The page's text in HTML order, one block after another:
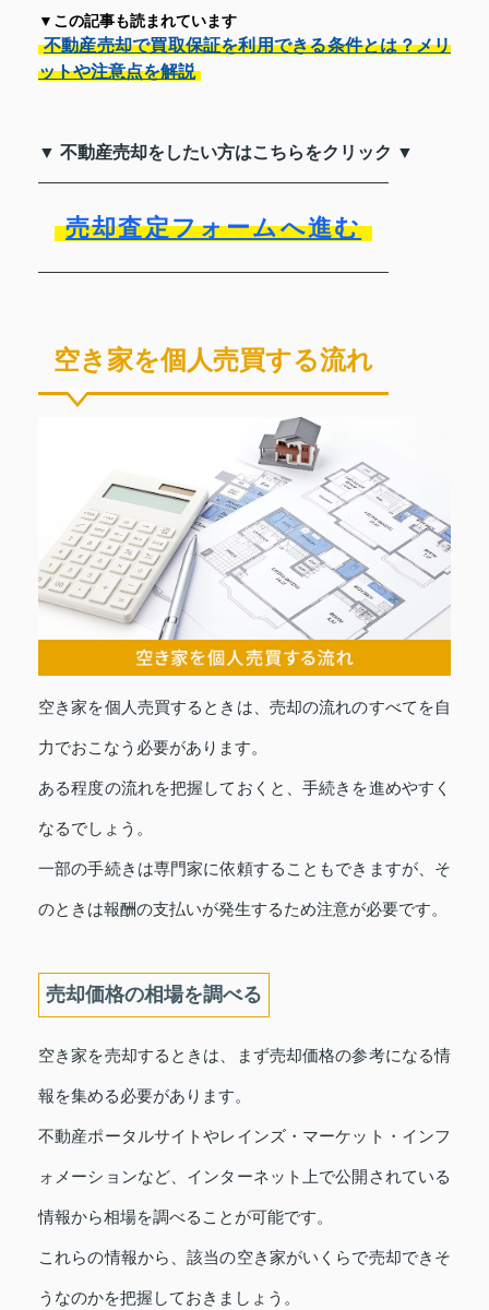
▼この記事も読まれています
不動産売却で買取保証を利用できる条件とは？メリ
ットや注意点を解説
▼ 不動産売却をしたい方はこちらをクリック ▼
売却査定フォームへ進む
空き家を個人売買する流れ
空き家を個人売買するときは、売却の流れのすべてを自
力でおこなう必要があります。
ある程度の流れを把握しておくと、手続きを進めやすく
なるでしょう。
一部の手続きは専門家に依頼することもできますが、そ
のときは報酬の支払いが発生するため注意が必要です。
売却価格の相場を調べる
空き家を売却するときは、まず売却価格の参考になる情
報を集める必要があります。
不動産ポータルサイトやレインズ・マーケット・インフ
ォメーションなど、インターネット上で公開されている
情報から相場を調べることが可能です。
これらの情報から、該当の空き家がいくらで売却できそ
うなのかを把握しておきましょう。